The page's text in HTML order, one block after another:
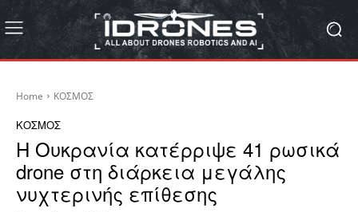
Home ΚΟΣΜΟΣ
ΚΟΣΜΟΣ
Η Ουκρανία κατέρριψε 41 ρωσικά
drone στη διάρκεια μεγάλης
νυχτερινής επίθεσης